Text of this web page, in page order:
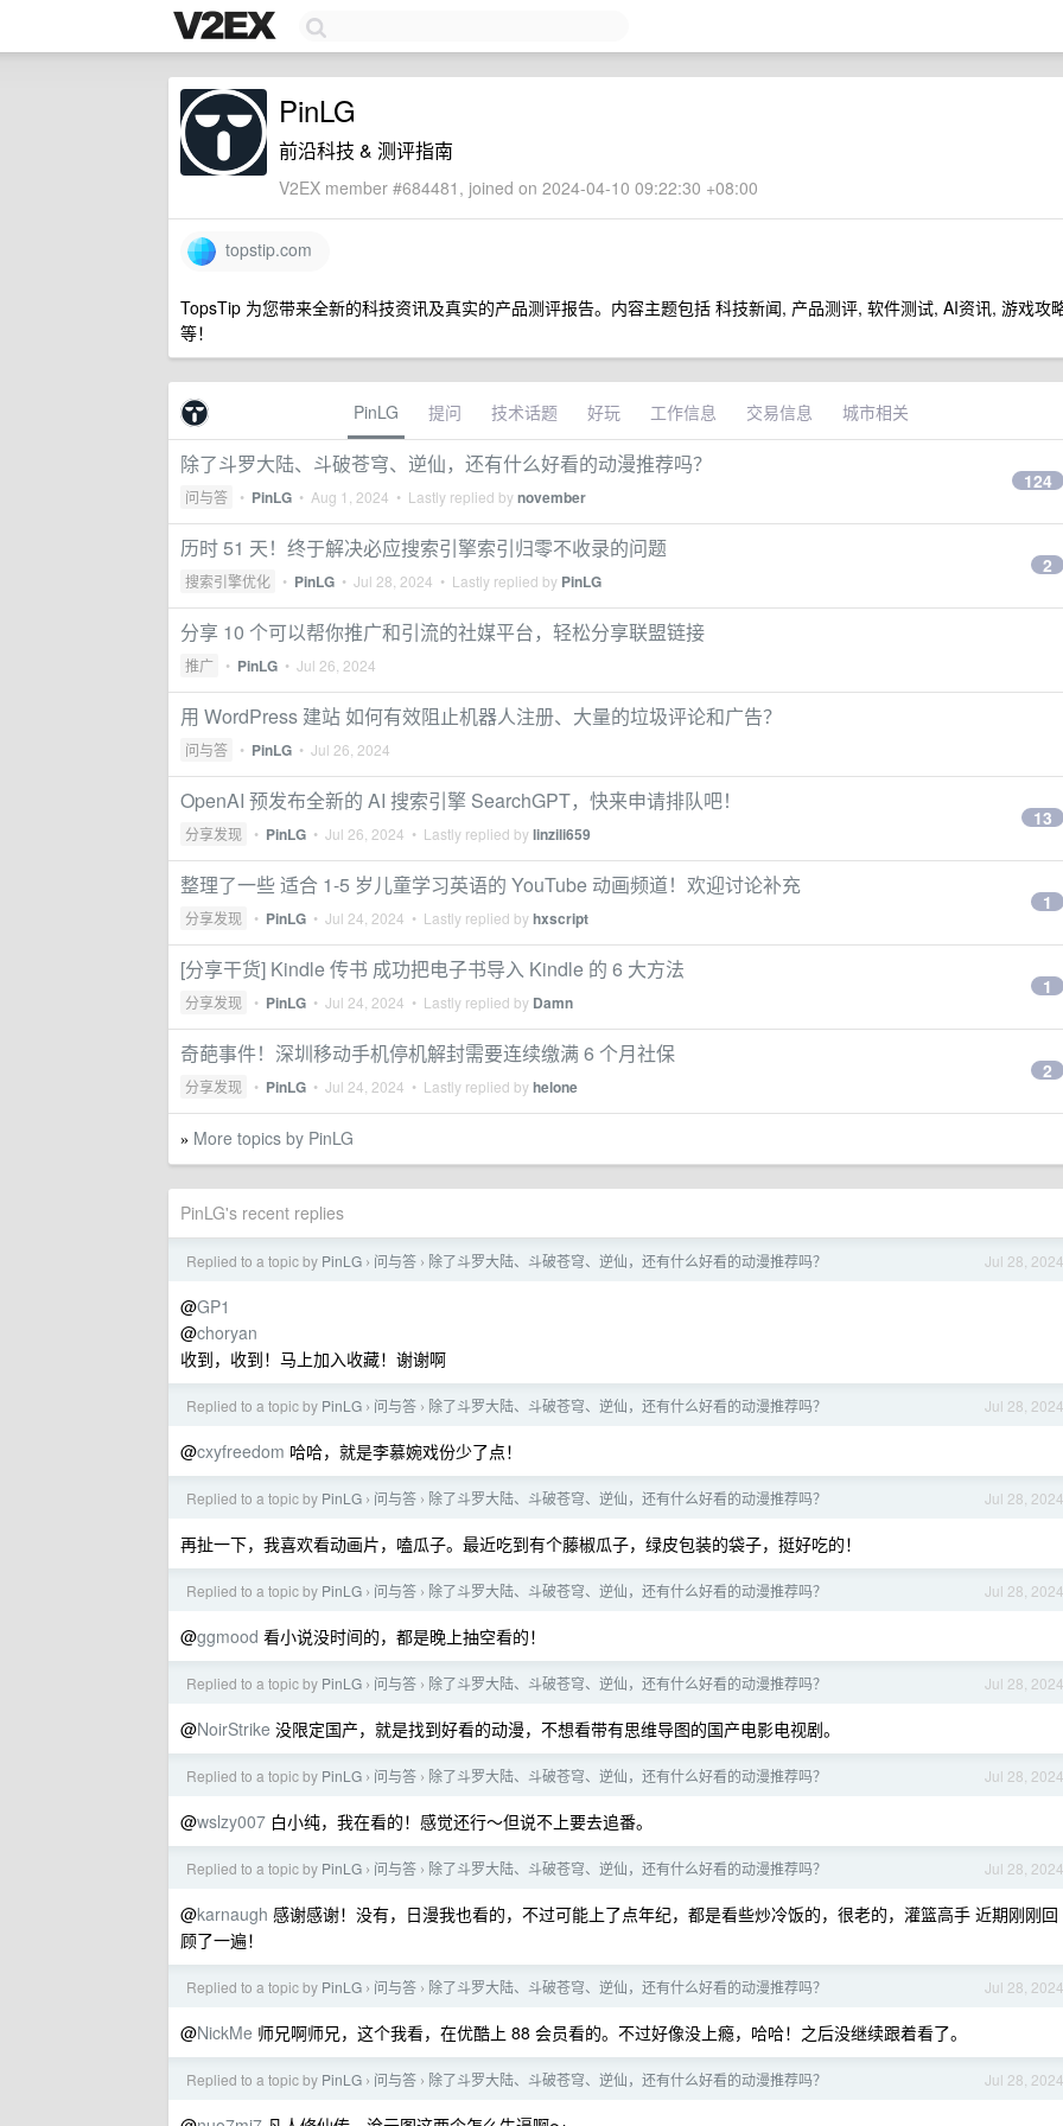
PinLG
前沿科技 & 测评指南
V2EX member #684481, joined on 2024-04-10 09:22:30 +08:00
topstip.com
TopsTip 为您带来全新的科技资讯及真实的产品测评报告。内容主题包括 科技新闻, 产品测评, 软件测试, AI资讯, 游戏攻
等！
PinLG 提问 技术话题 好玩 工作信息 交易信息 城市相关
除了斗罗大陆、斗破苍穹、逆仙，还有什么好看的动漫推荐吗？
问与答 • PinLG • Aug 1, 2024 • Lastly replied bynovember
124
历时 51 天！终于解决必应搜索引擎索引归零不收录的问题
搜索引擎优化 • PinLG • Jul 28, 2024 • Lastly replied by PinLG
2
分享 10 个可以帮你推广和引流的社媒平台，轻松分享联盟链接
推广 • PinLG • Jul 26, 2024
用 WordPress 建站 如何有效阻止机器人注册、大量的垃圾评论和广告？
问与答 • PinLG • Jul 26, 2024
OpenAI 预发布全新的 AI 搜索引擎 SearchGPT，快来申请排队吧！
分享发现 • PinLG • Jul 26, 2024 • Lastly replied bylinzili659
13
整理了一些 适合 1-5 岁儿童学习英语的 YouTube 动画频道！欢迎讨论补充
分享发现 • PinLG • Jul 24, 2024 • Lastly replied byhxscript
1
[分享干货] Kindle 传书 成功把电子书导入 Kindle 的 6 大方法
分享发现 • PinLG • Jul 24, 2024 • Lastly replied by Damn
1
奇葩事件！深圳移动手机停机解封需要连续缴满 6 个月社保
分享发现 • PinLG • Jul 24, 2024 • Lastly replied byhelone
2
» More topics by PinLG
PinLG's recent replies
Jul 28, 2024
Replied to a topic by PinLG › 问与答 › 除了斗罗大陆、斗破苍穹、逆仙，还有什么好看的动漫推荐吗？
@GP1
@choryan
收到，收到！马上加入收藏！谢谢啊
Jul 28, 2024
Replied to a topic by PinLG › 问与答 › 除了斗罗大陆、斗破苍穹、逆仙，还有什么好看的动漫推荐吗？
@cxyfreedom 哈哈，就是李慕婉戏份少了点！
Jul 28, 2024
Replied to a topic by PinLG › 问与答 › 除了斗罗大陆、斗破苍穹、逆仙，还有什么好看的动漫推荐吗？
再扯一下，我喜欢看动画片，嗑瓜子。最近吃到有个藤椒瓜子，绿皮包装的袋子，挺好吃的！
Jul 28, 2024
Replied to a topic by PinLG › 问与答 › 除了斗罗大陆、斗破苍穹、逆仙，还有什么好看的动漫推荐吗？
@ggmood 看小说没时间的，都是晚上抽空看的！
Jul 28, 2024
Replied to a topic by PinLG › 问与答 › 除了斗罗大陆、斗破苍穹、逆仙，还有什么好看的动漫推荐吗？
@NoirStrike 没限定国产，就是找到好看的动漫，不想看带有思维导图的国产电影电视剧。
Jul 28, 2024
Replied to a topic by PinLG › 问与答 › 除了斗罗大陆、斗破苍穹、逆仙，还有什么好看的动漫推荐吗？
@wslzy007 白小纯，我在看的！感觉还行～但说不上要去追番。
Jul 28, 2024
Replied to a topic by PinLG › 问与答 › 除了斗罗大陆、斗破苍穹、逆仙，还有什么好看的动漫推荐吗？
@karnaugh 感谢感谢！没有，日漫我也看的，不过可能上了点年纪，都是看些炒冷饭的，很老的，灌篮高手 近期刚刚回
顾了一遍！
Jul 28, 2024
Replied to a topic by PinLG › 问与答 › 除了斗罗大陆、斗破苍穹、逆仙，还有什么好看的动漫推荐吗？
@NickMe 师兄啊师兄，这个我看，在优酷上 88 会员看的。不过好像没上瘾，哈哈！之后没继续跟着看了。
Jul 28, 2024
Replied to a topic by PinLG › 问与答 › 除了斗罗大陆、斗破苍穹、逆仙，还有什么好看的动漫推荐吗？